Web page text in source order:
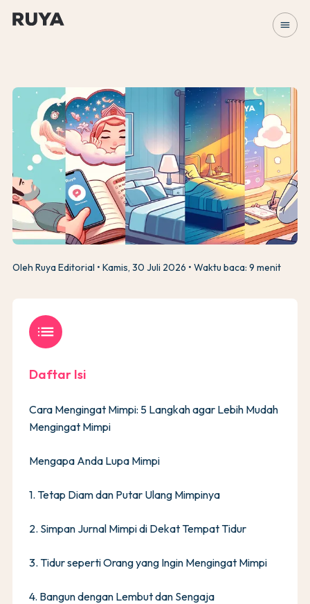
menu
Oleh Ruya Editorial Kamis, 30 Juli 2026 Waktu baca: 9 menit
list
Daftar Isi
Cara Mengingat Mimpi: 5 Langkah agar Lebih Mudah
Mengingat Mimpi
Mengapa Anda Lupa Mimpi
1. Tetap Diam dan Putar Ulang Mimpinya
2. Simpan Jurnal Mimpi di Dekat Tempat Tidur
3. Tidur seperti Orang yang Ingin Mengingat Mimpi
4. Bangun dengan Lembut dan Sengaja